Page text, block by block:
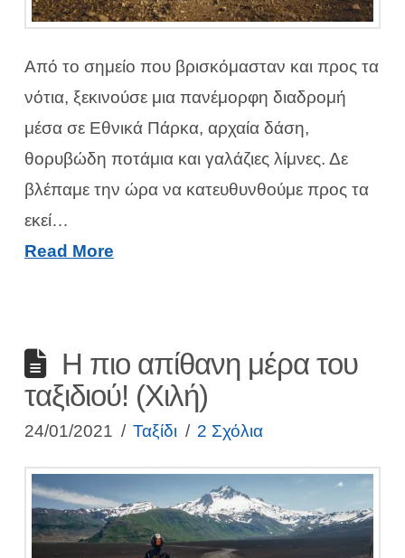
Από το σημείο που βρισκόμασταν και προς τα
νότια, ξεκινούσε μια πανέμορφη διαδρομή
μέσα σε Εθνικά Πάρκα, αρχαία δάση,
θορυβώδη ποτάμια και γαλάζιες λίμνες. Δε
βλέπαμε την ώρα να κατευθυνθούμε προς τα
εκεί…
Read More
Η πιο απίθανη μέρα του
ταξιδιού! (Χιλή)
24/01/2021 Ταξίδι 2 Σχόλια